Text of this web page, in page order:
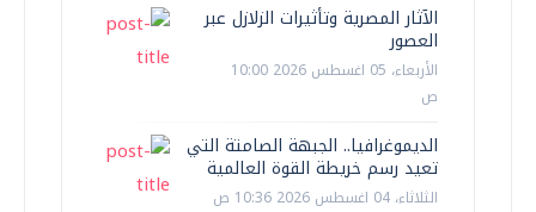
الآثار المصرية وتأثيرات الزلازل عبر
العصور
الأربعاء، 05 اغسطس 2026 10:00
ص
الديموغرافيا.. الجبهة الصامتة التي
تعيد رسم خريطة القوة العالمية
الثلاثاء، 04 اغسطس 2026 10:36 ص